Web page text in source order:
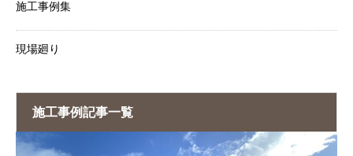
施工事例集
現場廻り
施工事例記事一覧